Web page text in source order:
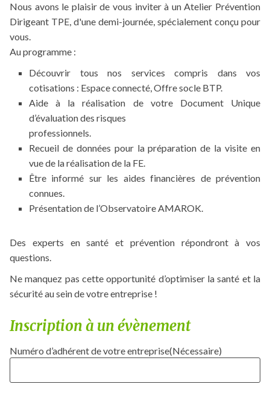
Nous avons le plaisir de vous inviter à un Atelier Prévention
Dirigeant TPE, d'une demi-journée, spécialement conçu pour
vous.
Au programme :
Découvrir tous nos services compris dans vos
cotisations : Espace connecté, Offre socle BTP.
Aide à la réalisation de votre Document Unique
d’évaluation des risques
professionnels.
Recueil de données pour la préparation de la visite en
vue de la réalisation de la FE.
Être informé sur les aides financières de prévention
connues.
Présentation de l’Observatoire AMAROK.
Des experts en santé et prévention répondront à vos
questions.
Ne manquez pas cette opportunité d’optimiser la santé et la
sécurité au sein de votre entreprise !
Inscription à un évènement
Numéro d’adhérent de votre entreprise(Nécessaire)